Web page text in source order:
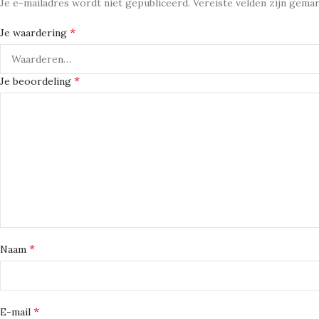
Je e-mailadres wordt niet gepubliceerd. Vereiste velden zijn
Je waardering *
Je beoordeling *
Naam *
E-mail *